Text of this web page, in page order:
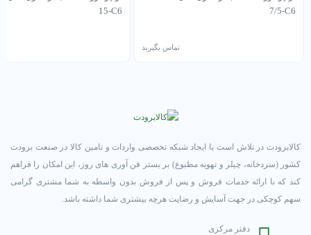
7/5-C6
تماس بگیرید
15-C6
کالابرودت در تلاش است با ایجاد شبکه تخصصی واردات و تامین کالا در صنعت برودت
کشور (سردخانه، چیلر و تهویه مطبوع) بر بستر فن آوری های روز، این امکان را فراهم
کند که با ارائه خدمات فروش و پس از فروش بدون واسطه به شما مشتری گرامی
سهم کوچکی در جهت آسایش و رضایت هرچه بیشتری شما داشته باشد.
دفتر مرکزی